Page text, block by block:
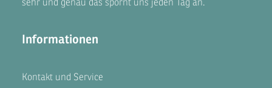
sehr und genau das spornt uns jeden Tag an.
Informationen
Kontakt und Service